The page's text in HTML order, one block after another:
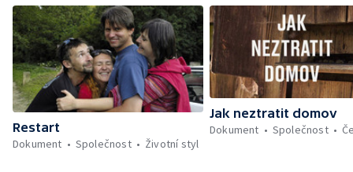
Restart
Dokument
Společnost Životní styl
Jak neztratit domov
Dokument
Společnost